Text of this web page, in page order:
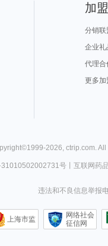
加
分销联
企业礼
代理合
更多加
1999-2026 ctrip.com .
31010502002731号丨 互联网药
违法和不良信息举报
上海市监
网络社会
征信网